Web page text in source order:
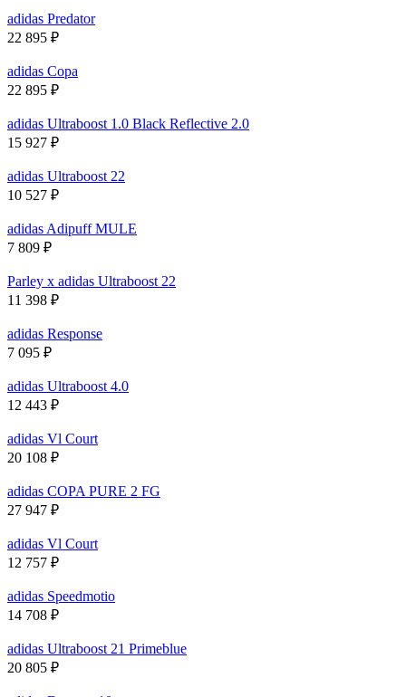
adidas Predator
22 895 ₽
adidas Copa
22 895 ₽
adidas Ultraboost 1.0 Black Reflective 2.0
15 927 ₽
adidas Ultraboost 22
10 527 ₽
adidas Adipuff MULE
7 809 ₽
Parley x adidas Ultraboost 22
11 398 ₽
adidas Response
7 095 ₽
adidas Ultraboost 4.0
12 443 ₽
adidas Vl Court
20 108 ₽
adidas COPA PURE 2 FG
27 947 ₽
adidas Vl Court
12 757 ₽
adidas Speedmotio
14 708 ₽
adidas Ultraboost 21 Primeblue
20 805 ₽